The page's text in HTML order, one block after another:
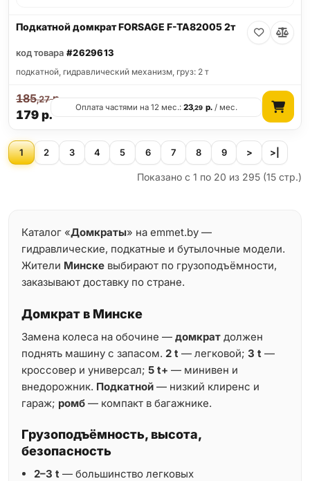
Подкатной домкрат FORSAGE F-TA82005 2т
код товара #2629613
подкатной, гидравлический механизм, груз: 2 т
179р.
185,27р.
Оплата частями на 12 мес.:23,29 р./ мес.
1 2 3 4 5 6 7 8 9 > >|
Показано с 1 по 20 из 295 (15 стр.)
Каталог «Домкраты» на emmet.by —
гидравлические, подкатные и бутылочные модели.
Жители Минске выбирают по грузоподъёмности,
заказывают доставку по стране.
Домкрат в Минске
Замена колеса на обочине — домкрат должен
поднять машину с запасом. 2 t — легковой; 3 t —
кроссовер и универсал; 5 t+ — минивен и
внедорожник. Подкатной — низкий клиренс и
гараж; ромб — компакт в багажнике.
Грузоподъёмность, высота,
безопасность
2–3 t — большинство легковых